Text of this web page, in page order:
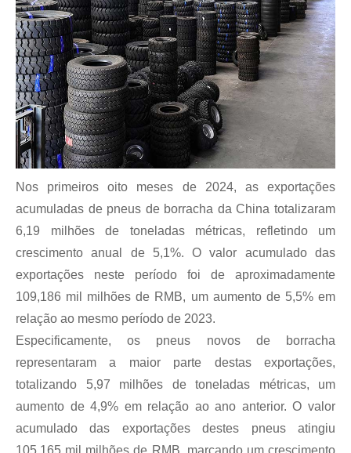
Nos primeiros oito meses de 2024, as exportações
acumuladas de pneus de borracha da China totalizaram
6,19 milhões de toneladas métricas, refletindo um
crescimento anual de 5,1%. O valor acumulado das
exportações neste período foi de aproximadamente
109,186 mil milhões de RMB, um aumento de 5,5% em
relação ao mesmo período de 2023.
Especificamente, os pneus novos de borracha
representaram a maior parte destas exportações,
totalizando 5,97 milhões de toneladas métricas, um
aumento de 4,9% em relação ao ano anterior. O valor
acumulado das exportações destes pneus atingiu
105,165 mil milhões de RMB, marcando um crescimento